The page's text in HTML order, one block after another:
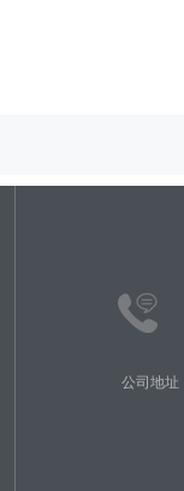
公司地址